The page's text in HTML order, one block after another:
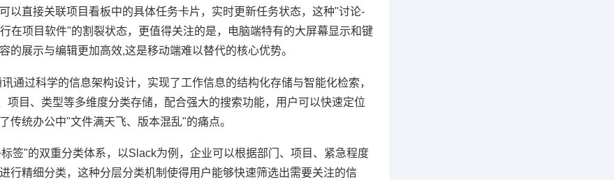
以直接关联项目看板中的具体任务卡片，实时更新任务状态，这种"讨论-
在项目软件"的割裂状态，更值得关注的是，电脑端特有的大屏幕显示和键
展示与编辑更加高效,这是移动端难以替代的核心优势。
通过科学的信息架构设计，实现了工作信息的结构化存储与智能化检索，
目、类型等多维度分类存储，配合强大的搜索功能，用户可以快速定位
传统办公中"文件满天飞、版本混乱"的痛点。
签"的双重分类体系，以Slack为例，企业可以根据部门、项目、紧急程度
行精细分类，这种分层分类机制使得用户能够快速筛选出需要关注的信